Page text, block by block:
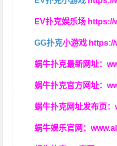
EV扑克娱乐场 https://
GG扑克小游戏
蜗牛扑克最新网址：
蜗牛扑克官方网址：
蜗牛扑克网址发布页：
蜗牛娱乐官网：